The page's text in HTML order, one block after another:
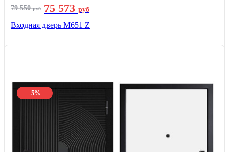
79 550руб 75 573 руб
Входная дверь М651 Z
-5%